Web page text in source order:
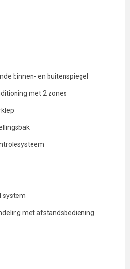
binnen- en buitenspiegel
met 2 zones
system
met afstandsbediening